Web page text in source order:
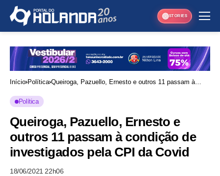
STORIES
Início Política Queiroga, Pazuello, Ernesto e outros 11 passam à
Política
Queiroga, Pazuello, Ernesto e
outros 11 passam à condição de
investigados pela CPI da Covid
18/06/2021 22h06